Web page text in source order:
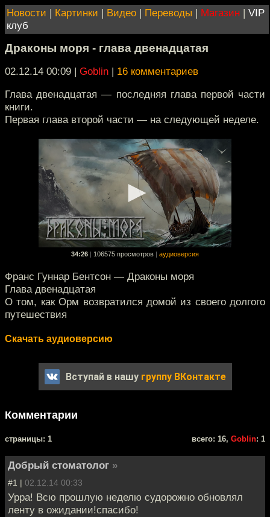
Новости | Картинки | Видео | Переводы | Магазин | VIP
клуб
Драконы моря - глава двенадцатая
02.12.14 00:09 | Goblin | 16 комментариев
Глава двенадцатая — последняя глава первой части
книги.
Первая глава второй части — на следующей неделе.
34:26 106575 просмотров аудиоверсия
Франс Гуннар Бентсон — Драконы моря
Глава двенадцатая
О том, как Орм возвратился домой из своего долгого
путешествия
Скачать аудиоверсию
Вступай в нашу группу ВКонтакте
Комментарии
cтраницы: 1 всего: 16, Goblin: 1
Добрый стоматолог »
#1 | 02.12.14 00:33
Урра! Всю прошлую неделю судорожно обновлял
ленту в ожидании!спасибо!